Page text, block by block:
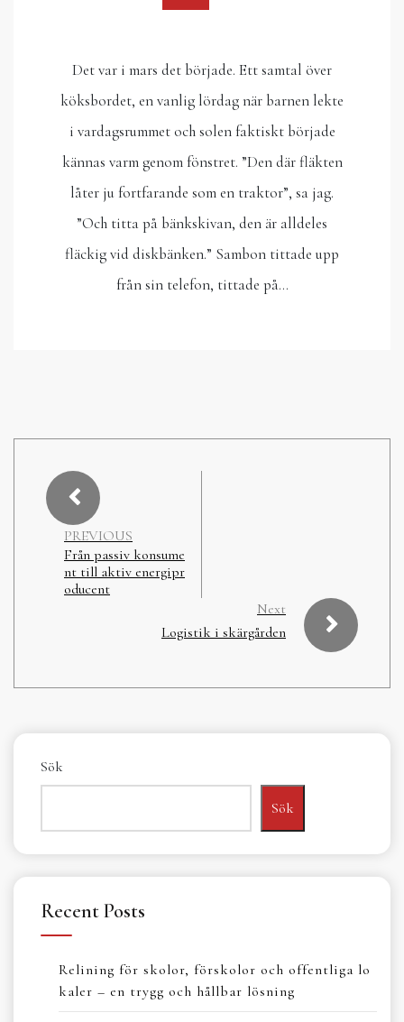
Det var i mars det började. Ett samtal över
köksbordet, en vanlig lördag när barnen lekte
i vardagsrummet och solen faktiskt började
kännas varm genom fönstret. ”Den där fläkten
låter ju fortfarande som en traktor”, sa jag.
”Och titta på bänkskivan, den är alldeles
fläckig vid diskbänken.” Sambon tittade upp
från sin telefon, tittade på…
PREVIOUS
Från passiv konsume
nt till aktiv energipr
oducent
Next
Logistik i skärgården
Sök
Sök
Recent Posts
Relining för skolor, förskolor och offentliga lo
kaler – en trygg och hållbar lösning